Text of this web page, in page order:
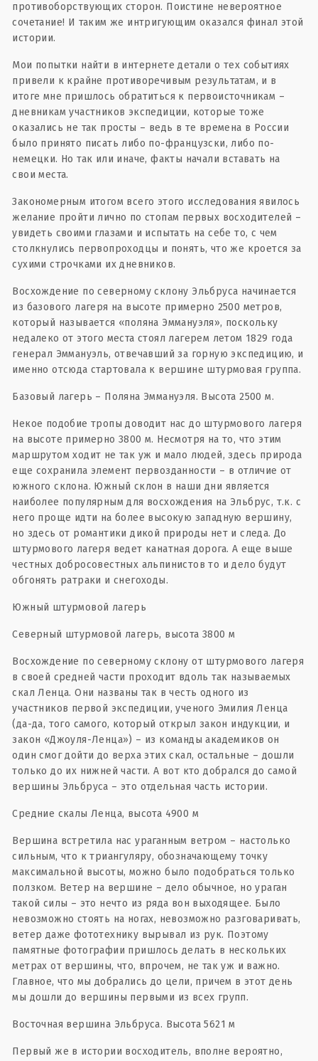
противоборствующих сторон. Поистине невероятное
сочетание! И таким же интригующим оказался финал этой
истории.
Мои попытки найти в интернете детали о тех событиях
привели к крайне противоречивым результатам, и в
итоге мне пришлось обратиться к первоисточникам –
дневникам участников экспедиции, которые тоже
оказались не так просты – ведь в те времена в России
было принято писать либо по-французски, либо по-
немецки. Но так или иначе, факты начали вставать на
свои места.
Закономерным итогом всего этого исследования явилось
желание пройти лично по стопам первых восходителей –
увидеть своими глазами и испытать на себе то, с чем
столкнулись первопроходцы и понять, что же кроется за
сухими строчками их дневников.
Восхождение по северному склону Эльбруса начинается
из базового лагеря на высоте примерно 2500 метров,
который называется «поляна Эммануэля», поскольку
недалеко от этого места стоял лагерем летом 1829 года
генерал Эммануэль, отвечавший за горную экспедицию, и
именно отсюда стартовала к вершине штурмовая группа.
Базовый лагерь – Поляна Эммануэля. Высота 2500 м.
Некое подобие тропы доводит нас до штурмового лагеря
на высоте примерно 3800 м. Несмотря на то, что этим
маршрутом ходит не так уж и мало людей, здесь природа
еще сохранила элемент первозданности – в отличие от
южного склона. Южный склон в наши дни является
наиболее популярным для восхождения на Эльбрус, т.к. с
него проще идти на более высокую западную вершину,
но здесь от романтики дикой природы нет и следа. До
штурмового лагеря ведет канатная дорога. А еще выше
честных добросовестных альпинистов то и дело будут
обгонять ратраки и снегоходы.
Южный штурмовой лагерь
Северный штурмовой лагерь, высота 3800 м
Восхождение по северному склону от штурмового лагеря
в своей средней части проходит вдоль так называемых
скал Ленца. Они названы так в честь одного из
участников первой экспедиции, ученого Эмилия Ленца
(да-да, того самого, который открыл закон индукции, и
закон «Джоуля-Ленца») – из команды академиков он
один смог дойти до верха этих скал, остальные – дошли
только до их нижней части. А вот кто добрался до самой
вершины Эльбруса – это отдельная часть истории.
Средние скалы Ленца, высота 4900 м
Вершина встретила нас ураганным ветром – настолько
сильным, что к триангуляру, обозначающему точку
максимальной высоты, можно было подобраться только
ползком. Ветер на вершине – дело обычное, но ураган
такой силы – это нечто из ряда вон выходящее. Было
невозможно стоять на ногах, невозможно разговаривать,
ветер даже фототехнику вырывал из рук. Поэтому
памятные фотографии пришлось делать в нескольких
метрах от вершины, что, впрочем, не так уж и важно.
Главное, что мы добрались до цели, причем в этот день
мы дошли до вершины первыми из всех групп.
Восточная вершина Эльбруса. Высота 5621 м
Первый же в истории восходитель, вполне вероятно,